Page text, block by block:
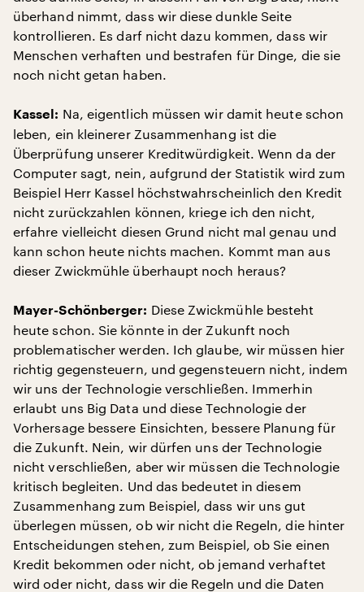
überhand nimmt, dass wir diese dunkle Seite
kontrollieren. Es darf nicht dazu kommen, dass wir
Menschen verhaften und bestrafen für Dinge, die sie
noch nicht getan haben.
Kassel: Na, eigentlich müssen wir damit heute schon
leben, ein kleinerer Zusammenhang ist die
Überprüfung unserer Kreditwürdigkeit. Wenn da der
Computer sagt, nein, aufgrund der Statistik wird zum
Beispiel Herr Kassel höchstwahrscheinlich den Kredit
nicht zurückzahlen können, kriege ich den nicht,
erfahre vielleicht diesen Grund nicht mal genau und
kann schon heute nichts machen. Kommt man aus
dieser Zwickmühle überhaupt noch heraus?
Mayer-Schönberger: Diese Zwickmühle besteht
heute schon. Sie könnte in der Zukunft noch
problematischer werden. Ich glaube, wir müssen hier
richtig gegensteuern, und gegensteuern nicht, indem
wir uns der Technologie verschließen. Immerhin
erlaubt uns Big Data und diese Technologie der
Vorhersage bessere Einsichten, bessere Planung für
die Zukunft. Nein, wir dürfen uns der Technologie
nicht verschließen, aber wir müssen die Technologie
kritisch begleiten. Und das bedeutet in diesem
Zusammenhang zum Beispiel, dass wir uns gut
überlegen müssen, ob wir nicht die Regeln, die hinter
Entscheidungen stehen, zum Beispiel, ob Sie einen
Kredit bekommen oder nicht, ob jemand verhaftet
wird oder nicht, dass wir die Regeln und die Daten